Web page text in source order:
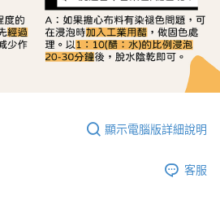
顯示電腦版詳細說明
客服